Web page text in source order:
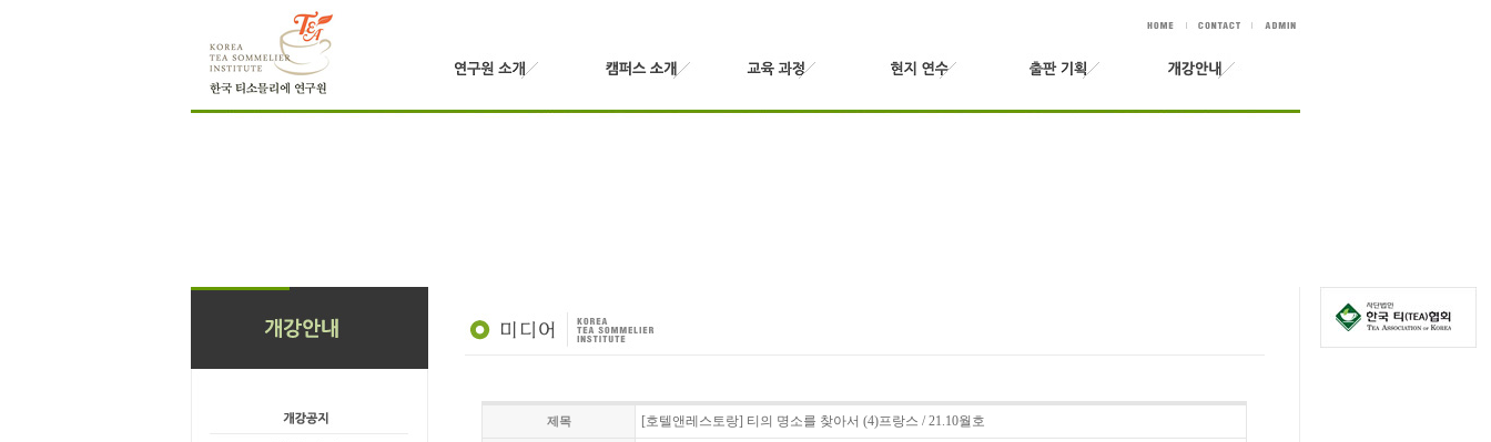
제목 [호텔앤레스토랑] 티의 명소를 찾아서 (4)프랑스 / 21.10월호